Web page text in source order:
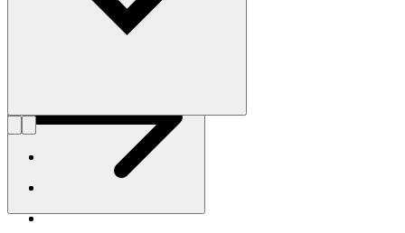
Maak kennis met Børge Mogensen